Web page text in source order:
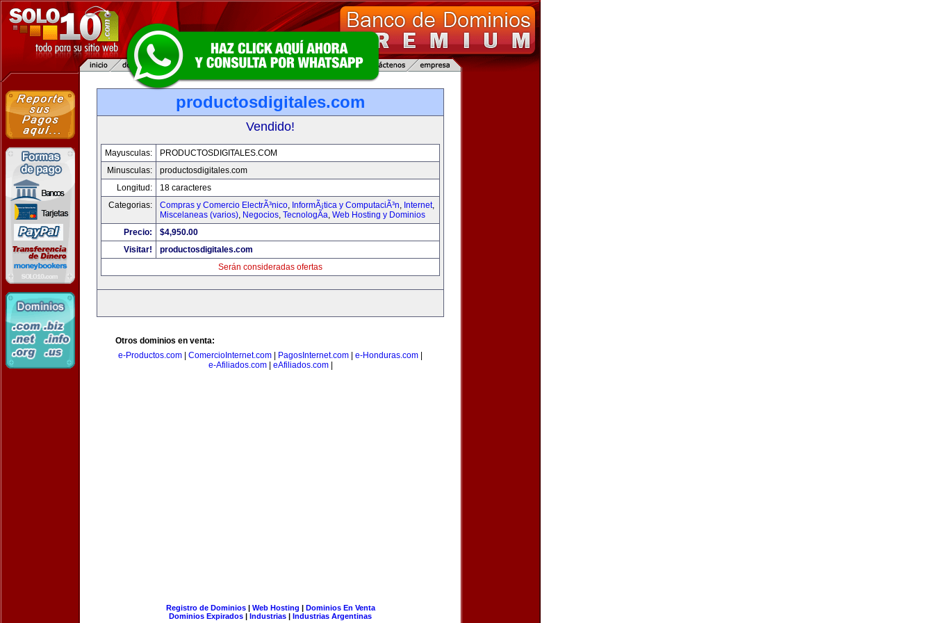
productosdigitales.com
Vendido!
Mayusculas:
PRODUCTOSDIGITALES.COM
Minusculas:
productosdigitales.com
Longitud:
18 caracteres
Categorias:
Compras y Comercio ElectrÃ³nico, InformÃ¡tica y ComputaciÃ³n, Internet,
Miscelaneas (varios), Negocios, TecnologÃ­a, Web Hosting y Dominios
Precio:
$4,950.00
Visitar!
productosdigitales.com
Serán consideradas ofertas
Otros dominios en venta:
e-Productos.com
ComercioInternet.com PagosInternet.com e-Honduras.com
e-Afiliados.com| eAfiliados.com|
Registro de Dominios| Web Hosting | Dominios En Venta
Dominios Expirados | Industrias | Industrias Argentinas